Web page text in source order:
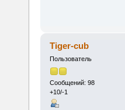
Tiger-cub
Пользователь
Сообщений: 98
+10/-1